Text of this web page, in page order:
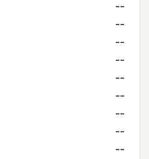
--
--
--
--
--
--
--
--
--